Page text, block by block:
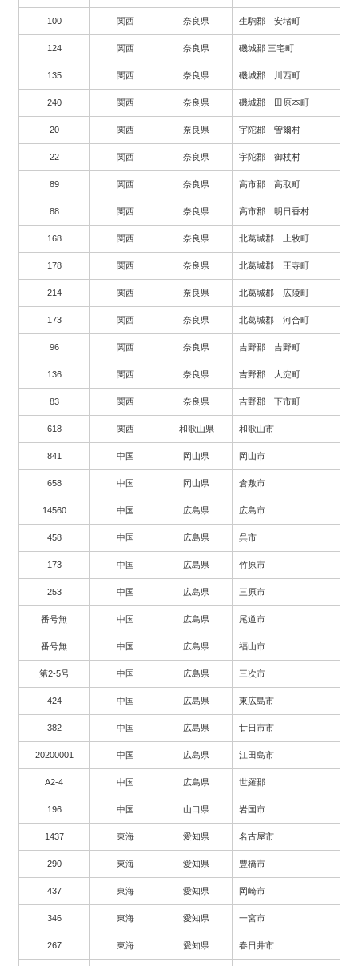
100 関西 奈良県 生駒郡 安堵町
124 関西 奈良県 磯城郡 三宅町
135 関西 奈良県 磯城郡 川西町
240 関西 奈良県 磯城郡 田原本町
20 関西 奈良県 宇陀郡 曽爾村
22 関西 奈良県 宇陀郡 御杖村
89 関西 奈良県 高市郡 高取町
88 関西 奈良県 高市郡 明日香村
168 関西 奈良県 北葛城郡 上牧町
178 関西 奈良県 北葛城郡 王寺町
214 関西 奈良県 北葛城郡 広陵町
173 関西 奈良県 北葛城郡 河合町
96 関西 奈良県 吉野郡 吉野町
136 関西 奈良県 吉野郡 大淀町
83 関西 奈良県 吉野郡 下市町
618 関西 和歌山県 和歌山市
841 中国 岡山県 岡山市
658 中国 岡山県 倉敷市
14560 中国 広島県 広島市
458 中国 広島県 呉市
173 中国 広島県 竹原市
253 中国 広島県 三原市
番号無 中国 広島県 尾道市
番号無 中国 広島県 福山市
第2-5号 中国 広島県 三次市
424 中国 広島県 東広島市
382 中国 広島県 廿日市市
20200001 中国 広島県 江田島市
A2-4 中国 広島県 世羅郡
196 中国 山口県 岩国市
1437 東海 愛知県 名古屋市
290 東海 愛知県 豊橋市
437 東海 愛知県 岡崎市
346 東海 愛知県 一宮市
267 東海 愛知県 春日井市